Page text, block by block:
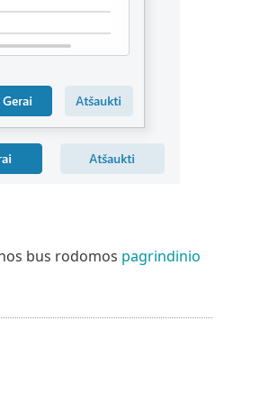
bus rodomos pagrindinio